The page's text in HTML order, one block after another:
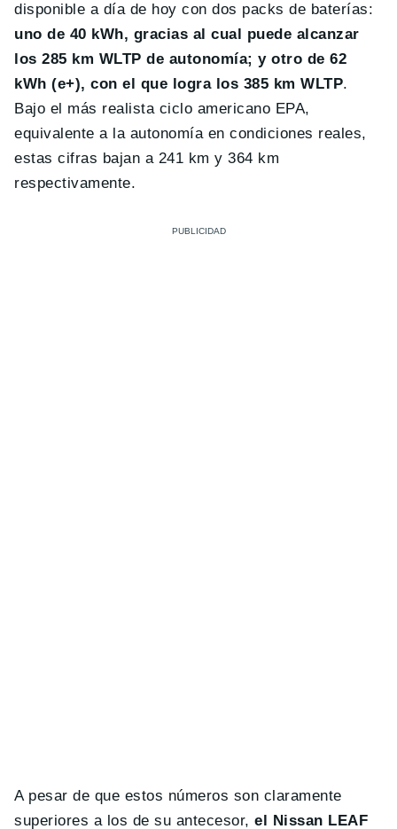
disponible a día de hoy con dos packs de baterías:
uno de 40 kWh, gracias al cual puede alcanzar
los 285 km WLTP de autonomía; y otro de 62
kWh (e+), con el que logra los 385 km WLTP.
Bajo el más realista ciclo americano EPA,
equivalente a la autonomía en condiciones reales,
estas cifras bajan a 241 km y 364 km
respectivamente.
A pesar de que estos números son claramente
superiores a los de su antecesor, el Nissan LEAF